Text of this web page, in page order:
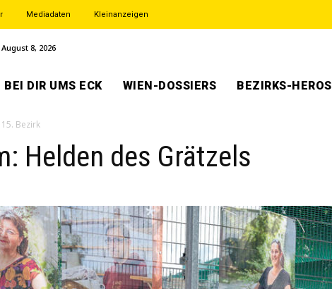
Mediadaten Kleinanzeigen
8, 2026
BEI DIR UMS ECK WIEN-DOSSIERS BEZIRKS-HEROS
15. Bezirk
Helden des Grätzels